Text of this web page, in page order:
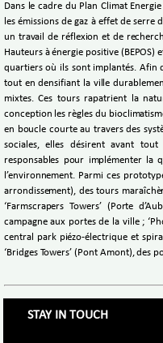
Dans le cadre du Plan Climat
les émissions de gaz à effet de serre
un travail de réflexion et de
Hauteurs à énergie positive
quartiers où ils sont implantés. Afin
tout en densifiant la ville
mixtes. Ces tours rapatrient la
conception les règles du
en boucle courte au travers des
sociales, elles désirent avant
responsables pour implémenter la
l’environnement. Parmi ces
arrondissement), des tours
‘Farmscrapers Towers’ (Porte
campagne aux portes de la ville ;
central park piézo-électrique et
‘Bridges Towers’ (Pont Amont), des
STAY IN TOUCH